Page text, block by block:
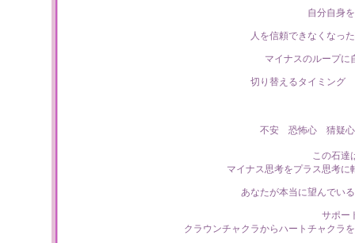
自分自身
人を信頼できなくなっ
マイナスのループに
切り替えるタイミング
不安 恐怖心 猜疑心
この石達
マイナス思考をプラス思考
あなたが本当に望んでい
サポー
クラウンチャクラからハートチャクラ